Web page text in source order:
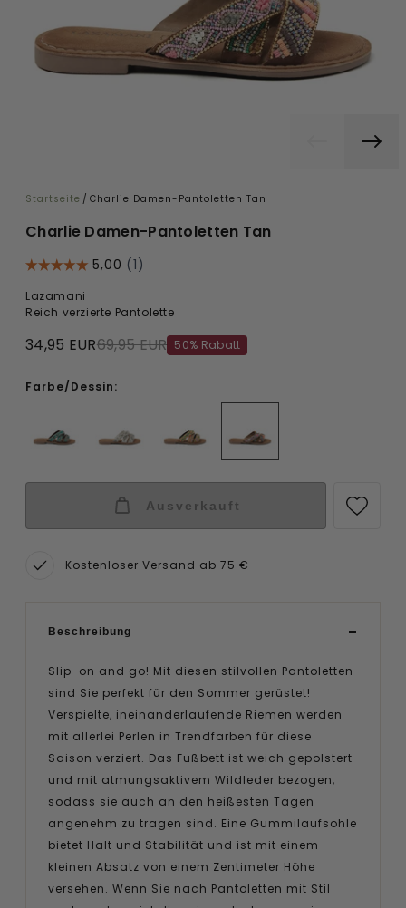
Startseite / Charlie Damen-Pantoletten Tan
Charlie Damen-Pantoletten Tan
Lazamani
Reich verzierte Pantolette
34,95 EUR69,95 EUR 50% Rabatt
Farbe/Dessin:
Ausverkauft
Kostenloser Versand ab 75 €
Beschreibung
Slip-on and go! Mit diesen stilvollen Pantoletten
sind Sie perfekt für den Sommer gerüstet!
Verspielte, ineinanderlaufende Riemen werden
mit allerlei Perlen in Trendfarben für diese
Saison verziert. Das Fußbett ist weich gepolstert
und mit atmungsaktivem Wildleder bezogen,
sodass sie auch an den heißesten Tagen
angenehm zu tragen sind. Eine Gummilaufsohle
bietet Halt und Stabilität und ist mit einem
kleinen Absatz von einem Zentimeter Höhe
versehen. Wenn Sie nach Pantoletten mit Stil